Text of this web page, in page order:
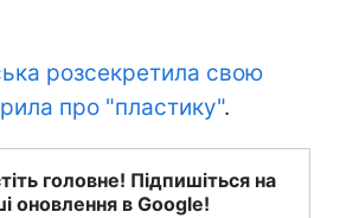
розсекретила свою
про "пластику".
головне! Підпишіться на
оновлення в Google!